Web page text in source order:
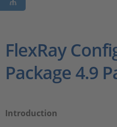
Support
Magazine
FlexRay
Package 4.9
Introduction